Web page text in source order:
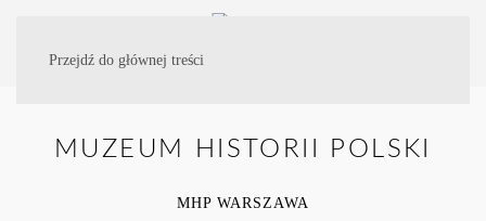
Przejdź do głównej treści
MUZEUM HISTORII POLSKI
MHP WARSZAWA